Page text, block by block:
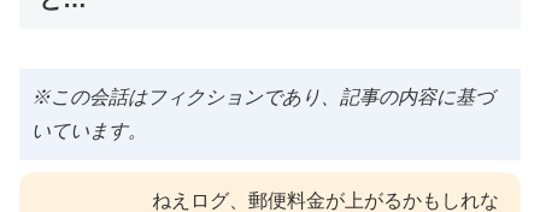
※この会話はフィクションであり、記事の内容に基づ
いています。
ねえログ、郵便料金が上がるかもしれな